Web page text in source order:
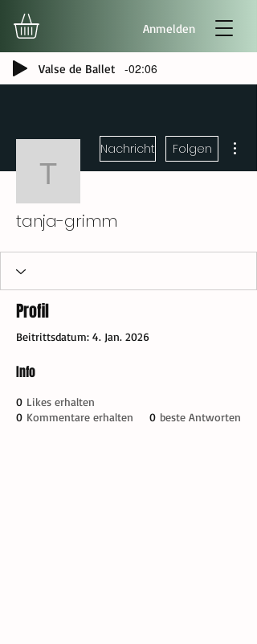
Anmelden
Valse de Ballet -02:06
tanja-grimm
Nachricht Folgen
tanja-grimm
Profil
Beitrittsdatum: 4. Jan. 2026
Info
0 Likes erhalten
0 Kommentare erhalten 0 beste Antworten